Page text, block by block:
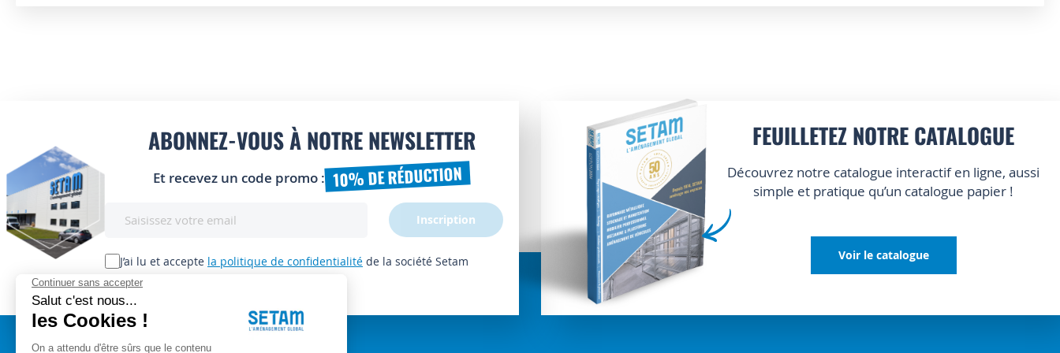
ABONNEZ-VOUS À NOTRE NEWSLETTER
Et recevez un code promo : 10% DE RÉDUCTION
lettre
d’information
:
J’ai lu et accepte la politique de confidentialité de la société Setam
Inscription
FEUILLETEZ NOTRE CATALOGUE
Découvrez notre catalogue interactif en ligne, aussi
simple et pratique qu’un catalogue papier !
Voir le catalogue